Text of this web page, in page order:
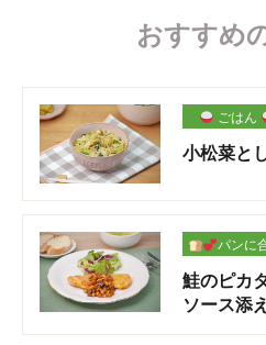
おすすめ
ごはん
小松菜と
パンに
鮭のピカ
ソース添え